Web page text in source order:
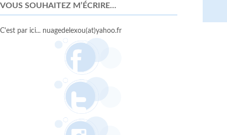
VOUS SOUHAITEZ M’ÉCRIRE…
C'est par ici... nuagedelexou(at)yahoo.fr